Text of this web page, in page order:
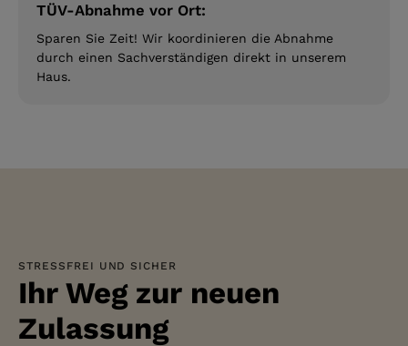
TÜV-Abnahme vor Ort:
Sparen Sie Zeit! Wir koordinieren die Abnahme
durch einen Sachverständigen direkt in unserem
Haus.
STRESSFREI UND SICHER
Ihr Weg zur neuen
Zulassung